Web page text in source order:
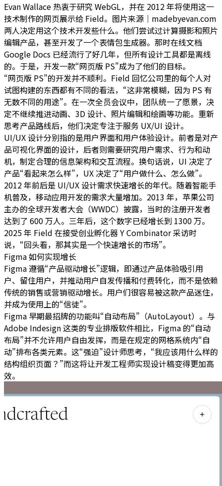
Evan Wallace 热衷于研究 WebGL，并在 2012 年将使用这一
技术制作的网页展示给 Field。图片来源｜madebyevan.com
两人决定用这个技术开发些什么。他们尝试过计算摄影和照片
编辑产品，甚至开发了一个表情包生成器。那时在线文档
Google Docs 已经流行了好几年，但所有设计工具都是离线
的。于是，开发一款“网页版 PS”成为了他们的目标。
“网页版 PS”的开发并不顺利。Field 回忆公司里的每个人对
试图构建的东西都有不同的看法，“这非常模糊，因为 PS 有
无数不同的用途”。在一次全员会议中，团队统一了愿景，决
定不继续推进动画、3D 设计、照片编辑和绘画等功能。重新
思考产品路线后，他们决定专注于服务 UX/UI 设计。
UI/UX 设计分别指的是用户界面和用户体验设计。前者是对产
品可视化界面的设计，后者则需要研究用户需求、行为和动
机，制定合理的信息架构和交互流程。换句话说，UI 决定了
产品“看起来怎么样”，UX 决定了“用户做什么、怎么做”。
2012 年前后是 UI/UX 设计需求快速增长的年代。随着智能手
机普及，移动应用开发的需求大量增加。2013 年，苹果公司
主办的全球开发者大会（WWDC）披露，当时的注册开发者
达到了 600 万人。三年后，这个数字已经增长到 1300 万。
2025 年 Field 在接受创业孵化器 Y Combinator 采访时
说，“回头看，那其实是一个快速增长的市场”。
Figma 如何实现增长
Figma 遵循“产品驱动增长”逻辑，即通过产品体验吸引用
户、留住用户，并推动用户自发传播和付费转化，而不是依赖
传统的销售或营销驱动增长。用户们很容易被这款产品迷住，
并成为使用上的“信徒”。
Figma 早期最招牌的功能叫“自动布局”（AutoLayout）。与
Adobe Indesign 这类的专业排版软件相比，Figma 的“自动
布局”并不允许用户自由发挥，而是在规定的网格系统内“自
动”排布各类元素。这“强迫”设计师思考，“我应该用什么样的
结构组织页面？”而这将让开发工程师实现设计稿变得更加高
效。